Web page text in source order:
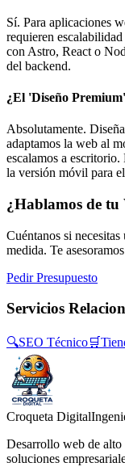
Sí. Para aplicaciones
requieren
con Astro, React o
del backend.
¿El 'Diseño
Absolutamente.
adaptamos la web al
escalamos a
la versión móvil para
¿Hablamos de tu
Cuéntanos si
medida. Te
Pedir Presupuesto
Servicios
🔍SEO Técnico🛒
Croqueta Digital
Desarrollo web de
soluciones